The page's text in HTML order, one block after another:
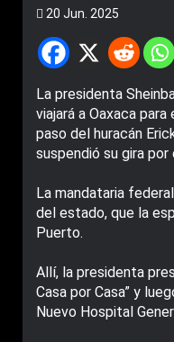
20 Jun. 2025
La presidenta
viajará a Oaxaca
paso del huracán
suspendió su gira
La mandataria
del estado, que la
Puerto.
Allí, la presidenta
Casa por Casa” y
Nuevo Hospital